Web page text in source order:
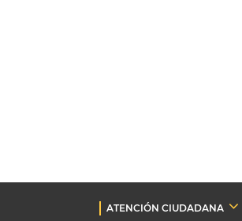
ATENCIÓN CIUDADANA